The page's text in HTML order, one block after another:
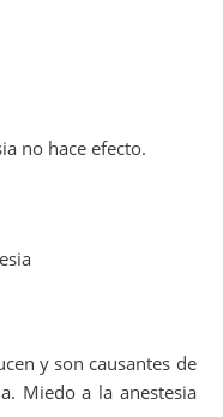
no hace efecto.
y son causantes de
Miedo a la anestesia